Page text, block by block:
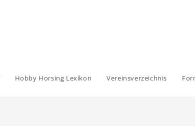
Hobby Horsing Lexikon Vereinsverzeichnis